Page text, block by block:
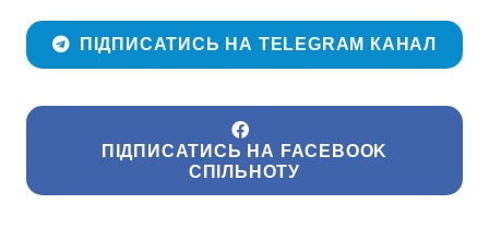
ПІДПИСАТИСЬ НА TELEGRAM КАНАЛ
ПІДПИСАТИСЬ НА FACEBOOK
СПІЛЬНОТУ